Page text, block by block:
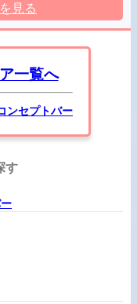
見る
一覧へ
ンセプトバー
す